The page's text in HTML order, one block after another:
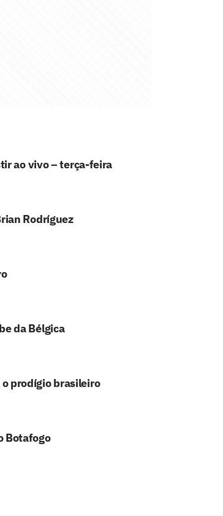
ao vivo – terça-feira
Rodríguez
da Bélgica
o prodígio brasileiro
Botafogo